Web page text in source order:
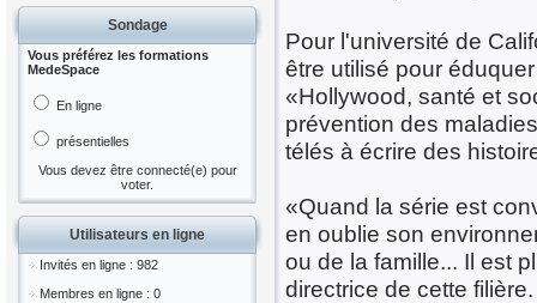
Sondage
Vous préférez les formations
MedeSpace
En ligne
présentielles
Vous devez être connecté(e) pour
voter.
Utilisateurs en ligne
Invités en ligne : 982
Membres en ligne : 0
Pour l'université de
être utilisé pour
«Hollywood, santé et
prévention des
télés à écrire des
«Quand la série est
en oublie son
ou de la famille... Il est
directrice de cette filière.